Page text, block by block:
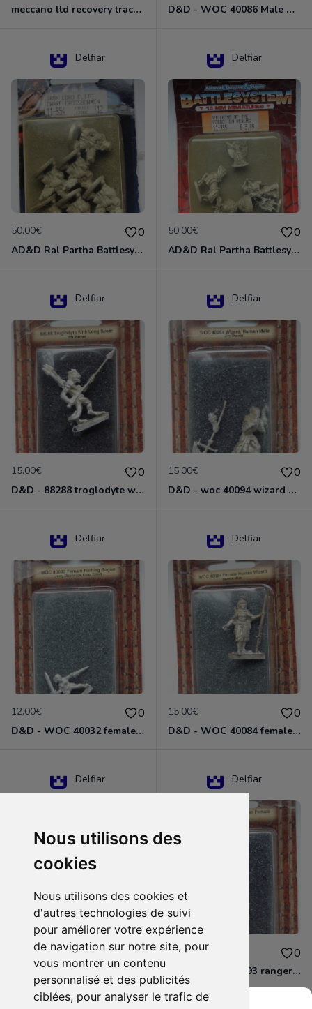
Nous utilisons des
cookies
Nous utilisons des cookies et
d'autres technologies de suivi
pour améliorer votre expérience
de navigation sur notre site, pour
vous montrer un contenu
personnalisé et des publicités
ciblées, pour analyser le trafic de
meccano ltd recovery tractor N°661 D&D - WOC 40086 Male Dwarven Cleric Miniature - Donjons Dragons
Delfiar
50.00€ 0
AD&D Ral Partha Battlesystem Miniatures Pack Iron Lord Dwarf Crossbowmen 11-854
Delfiar
50.00€ 0
AD&D Ral Partha Battlesystem Villains/Forgotten Realms 11-955 Miniatures
Delfiar
15.00€ 0
D&D - 88288 troglodyte with long Miniature - Donjons Dragons
Delfiar
15.00€ 0
D&D - woc 40094 wizard human male Miniature - Donjons Dragons
Delfiar
12.00€ 0
D&D - WOC 40032 female halfling rogue Miniature - Donjons Dragons
Delfiar
15.00€ 0
D&D - WOC 40084 female human wizard Miniature - Donjons Dragons
Delfiar
15.00€ 0
D&D - 88286 paladin human male Miniature - Donjons Dragons
Delfiar
12.00€ 0
D&D - WOC 40093 ranger human female Miniature - Donjons Dragons